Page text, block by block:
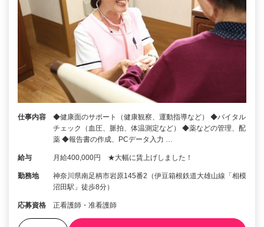
仕事内容
◆健康面のサポート（健康観察、運動指導など） ◆バイタル
チェック（血圧、脈拍、体温測定など） ◆薬などの管理、配
薬 ◆報告書の作成、PCデータ入力 …
給与 月給400,000円 ★大幅に賃上げしました！
勤務地
神奈川県南足柄市岩原145番2（伊豆箱根鉄道大雄山線「相模
沼田駅」徒歩8分）
応募資格 正看護師・准看護師